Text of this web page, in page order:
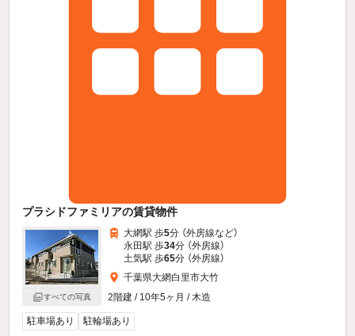
プラシドファミリアの賃貸物件
すべての写真
大網駅 歩5分 （外房線など）
永田駅 歩34分 （外房線）
土気駅 歩65分 （外房線）
千葉県大網白里市大竹
2階建 / 10年5ヶ月 / 木造
駐車場あり 駐輪場あり